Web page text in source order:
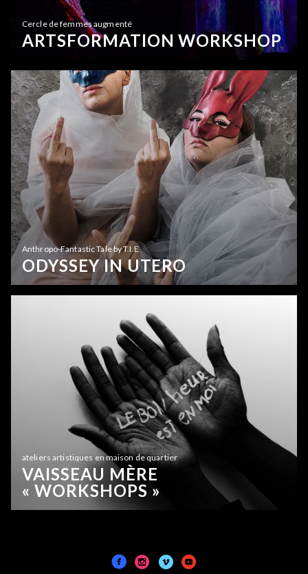
Cercle de femmes augmenté
ARTSFORMATION WORKSHOP
Anthropo-Fantastic Tale by T.I.E
ODYSSEY IN UTERO
ateliers artistiques en maison de quartier
VAISSEAU MÈRE
« WORKSHOPS »